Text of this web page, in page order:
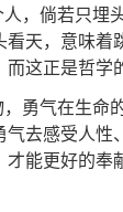
，倘若只埋
天，意味着
这正是哲学
勇气在生命
气去感受人性
才能更好的奉